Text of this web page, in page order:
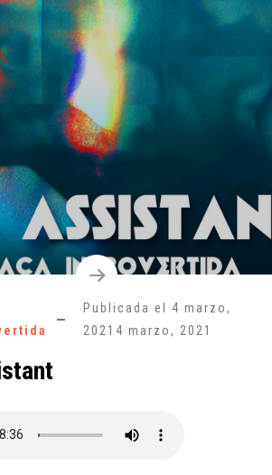
Publicada el 4 marzo,
2021 4 marzo, 2021